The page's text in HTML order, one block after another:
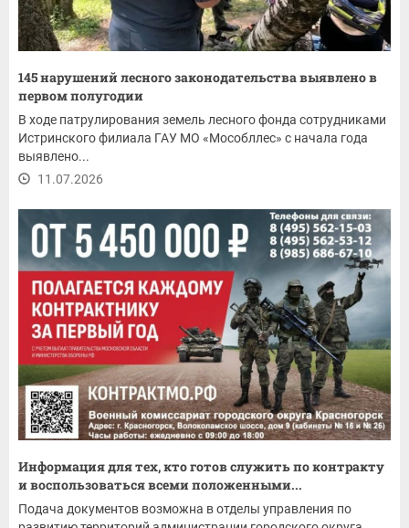
145 нарушений лесного законодательства выявлено в
первом полугодии
В ходе патрулирования земель лесного фонда сотрудниками
Истринского филиала ГАУ МО «Мособллес» с начала года
выявлено...
11.07.2026
Информация для тех, кто готов служить по контракту
и воспользоваться всеми положенными...
Подача документов возможна в отделы управления по